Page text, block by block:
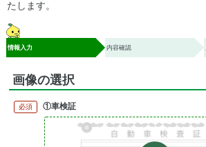
たします。
情報入力 内容確認
画像の選択
必須 ①車検証